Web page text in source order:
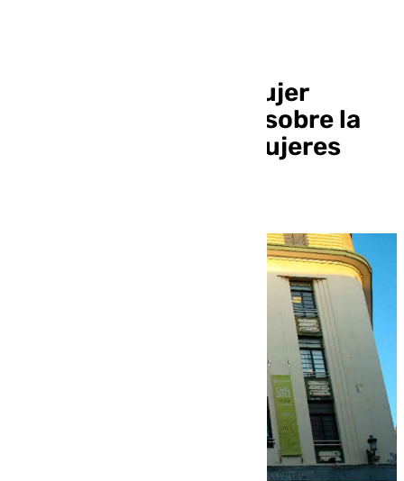
La Fundación de la Mujer
celebrará una charla sobre la
salud sexual en las mujeres